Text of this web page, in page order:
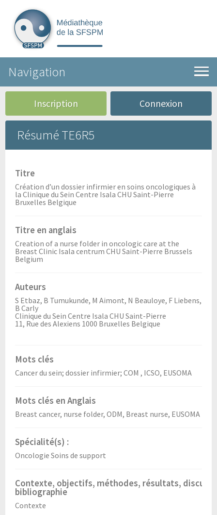
Navigation
Inscription Connexion
Résumé TE6R5
Titre
Création d’un dossier infirmier en soins oncologiques à
la Clinique du Sein Centre Isala CHU Saint-Pierre
Bruxelles Belgique
Titre en anglais
Creation of a nurse folder in oncologic care at the
Breast Clinic Isala centrum CHU Saint-Pierre Brussels
Belgium
Auteurs
S Etbaz, B Tumukunde, M Aimont, N Beauloye, F Liebens,
B Carly
Clinique du Sein Centre Isala CHU Saint-Pierre
11, Rue des Alexiens 1000 Bruxelles Belgique
Mots clés
Cancer du sein; dossier infirmier; COM , ICSO, EUSOMA
Mots clés en Anglais
Breast cancer, nurse folder, ODM, Breast nurse, EUSOMA
Spécialité(s) :
Oncologie Soins de support
Contexte, objectifs, méthodes, résultats,
bibliographie
Contexte